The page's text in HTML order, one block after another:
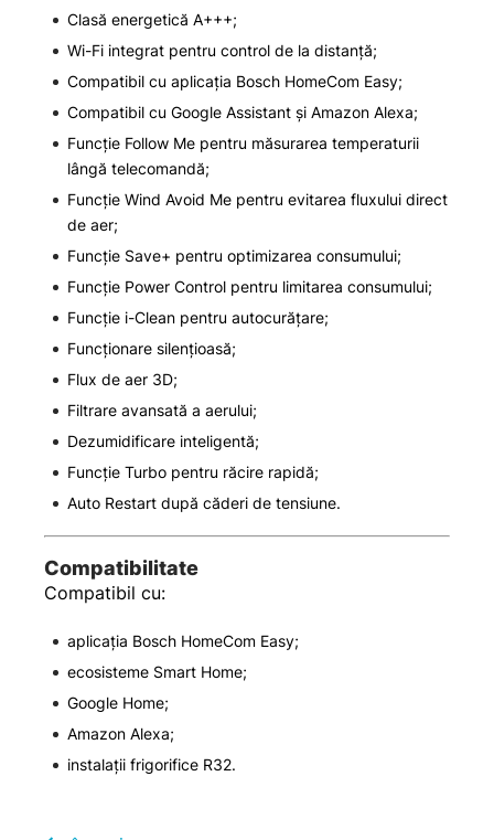
Clasă energetică A+++;
Wi-Fi integrat pentru control de la distanță;
Compatibil cu aplicația Bosch HomeCom Easy;
Compatibil cu Google Assistant și Amazon Alexa;
Funcție Follow Me pentru măsurarea temperaturii
lângă telecomandă;
Funcție Wind Avoid Me pentru evitarea fluxului direct
de aer;
Funcție Save+ pentru optimizarea consumului;
Funcție Power Control pentru limitarea consumului;
Funcție i-Clean pentru autocurățare;
Funcționare silențioasă;
Flux de aer 3D;
Filtrare avansată a aerului;
Dezumidificare inteligentă;
Funcție Turbo pentru răcire rapidă;
Auto Restart după căderi de tensiune.
Compatibilitate
Compatibil cu:
aplicația Bosch HomeCom Easy;
ecosisteme Smart Home;
Google Home;
Amazon Alexa;
instalații frigorifice R32.